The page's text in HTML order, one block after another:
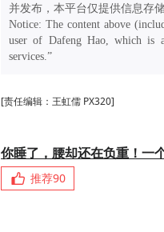
并发布，本平台仅提供信息存
Notice: The content above
user of Dafeng Hao, which is
services.”
[责任编辑：王虹儒 PX320]
你睡了，腰却还在负重！一
推荐90